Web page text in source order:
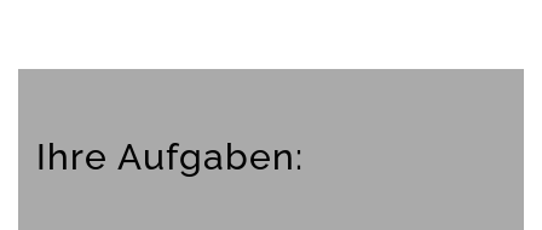
Ihre Aufgaben: